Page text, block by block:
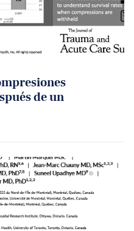
de un